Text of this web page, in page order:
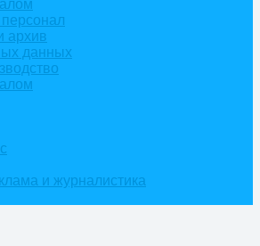
архив
данных
и журналистика